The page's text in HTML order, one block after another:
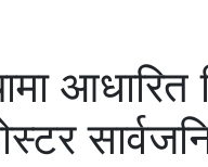
आधारित